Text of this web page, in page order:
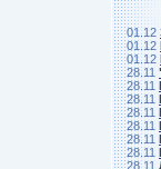
01.12
01.12
01.12
28.11
28.11
28.11
28.11
28.11
28.11
28.11
28.11